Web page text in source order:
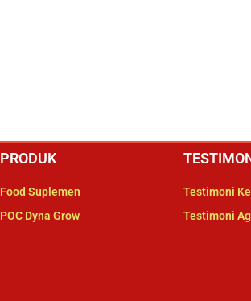
PRODUK
Food Suplemen
POC Dyna Grow
Testimoni
Testimoni